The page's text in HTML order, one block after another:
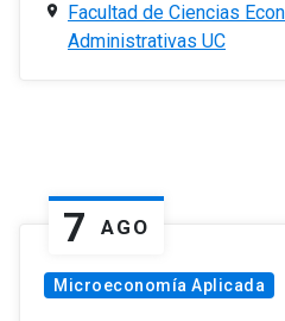
Facultad de Ciencias
Administrativas UC
7 AGO
Microeconomía Aplicada